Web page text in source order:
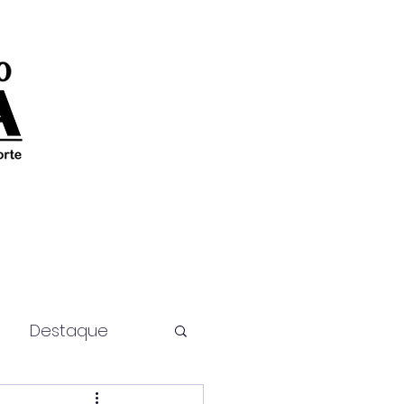
Destaque